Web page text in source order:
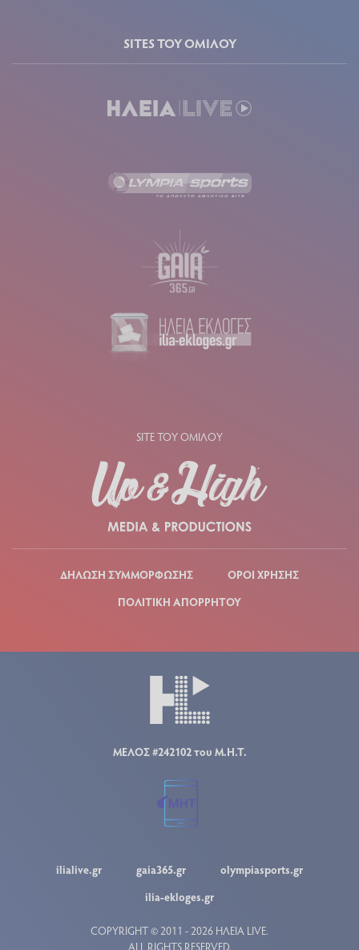
SITES ΤΟΥ ΟΜΙΛΟΥ
SITE ΤΟΥ ΟΜΙΛΟΥ
ΔΗΛΩΣΗ ΣΥΜΜΟΡΦΩΣΗΣ
ΟΡΟΙ ΧΡΗΣΗΣ
ΠΟΛΙΤΙΚΗ ΑΠΟΡΡΗΤΟΥ
ΜΕΛΟΣ #242102 του Μ.Η.Τ.
ilialive.gr gaia365.gr
olympiasports.gr
ilia-ekloges.gr
COPYRIGHT © 2011 - 2026 ΗΛΕΙΑ LIVE.
ALL RIGHTS RESERVED.